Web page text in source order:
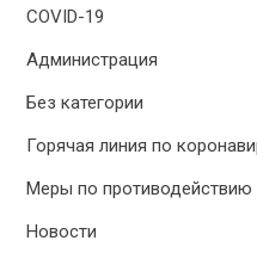
COVID-19
Администрация
Без категории
Горячая линия по
Меры по противодействию
Новости